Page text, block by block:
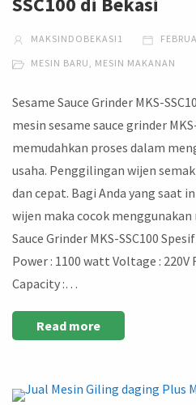
MAKSINDOBEKASI1
MESIN BARU, MESIN MAKANAN
Sesame Sauce Grinder MKS-
mesin sesame sauce grinder
memudahkan proses dalam
usaha. Penggilingan wijen
dan cepat. Bagi Anda yang saat
wijen maka cocok menggunakan
Sauce Grinder MKS-SSC100
Power : 1100 watt Voltage :
Capacity :…
Read more